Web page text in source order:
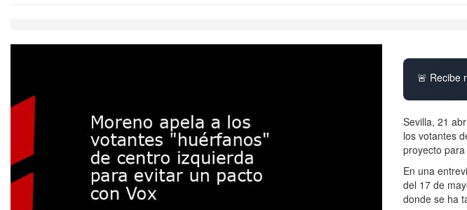
🚨 Recibe
Sevilla, 21
los votantes
proyecto
En una
del 17 de
donde se ha